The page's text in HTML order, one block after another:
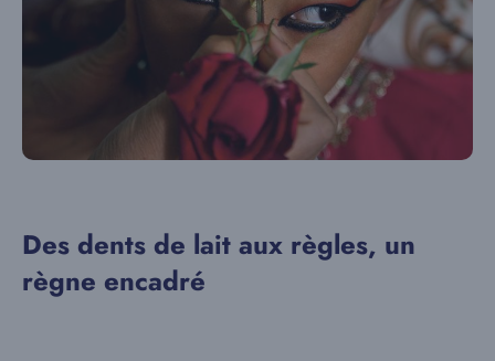
Des dents de lait aux règles, un
règne encadré